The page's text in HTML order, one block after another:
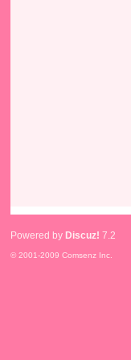
Powered by Discuz! 7.2
© 2001-2009 Comsenz Inc.